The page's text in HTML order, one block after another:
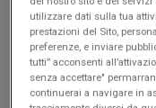
Il testo
sito:https://
Puoi consultare tutte
informative privacy a
utilizzare dati sulla tua
prestazioni del Sito,
preferenze, e inviare
tutti” acconsenti
senza accettare"
continuerai a navigare in